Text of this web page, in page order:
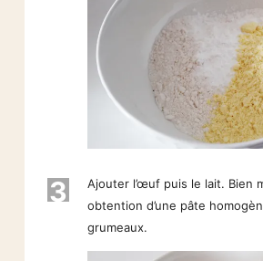
3
Ajouter l’œuf puis le lait. Bien
obtention d’une pâte
grumeaux.